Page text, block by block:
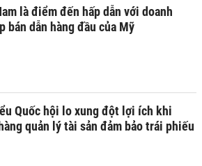
là điểm đến hấp dẫn với doanh
bán dẫn hàng đầu của Mỹ
Quốc hội lo xung đột lợi ích khi
quản lý tài sản đảm bảo trái phiếu